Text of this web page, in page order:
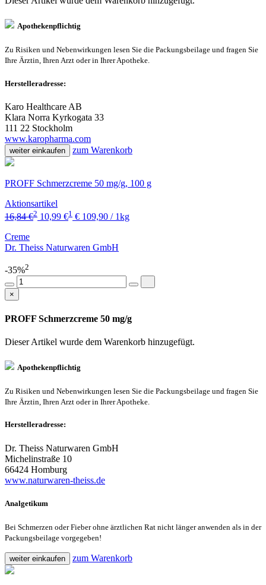
Apothekenpflichtig
Zu Risiken und Nebenwirkungen lesen Sie die Packungsbeilage und fragen Sie
Ihre Ärztin, Ihren Arzt oder in Ihrer Apotheke.
Herstelleradresse:
Karo Healthcare AB
Klara Norra Kyrkogata 33
111 22 Stockholm
www.karopharma.com
weiter einkaufen zum Warenkorb
PROFF Schmerzcreme 50 mg/g, 100 g
Aktionsartikel
16,84 €2 10,99 €1 € 109,90 / 1kg
Creme
Dr. Theiss Naturwaren GmbH
-35%2
×
PROFF Schmerzcreme 50 mg/g
Dieser Artikel wurde dem Warenkorb hinzugefügt.
Apothekenpflichtig
Zu Risiken und Nebenwirkungen lesen Sie die Packungsbeilage und fragen Sie
Ihre Ärztin, Ihren Arzt oder in Ihrer Apotheke.
Herstelleradresse:
Dr. Theiss Naturwaren GmbH
Michelinstraße 10
66424 Homburg
www.naturwaren-theiss.de
Analgetikum
Bei Schmerzen oder Fieber ohne ärztlichen Rat nicht länger anwenden als in der
Packungsbeilage vorgegeben!
weiter einkaufen zum Warenkorb